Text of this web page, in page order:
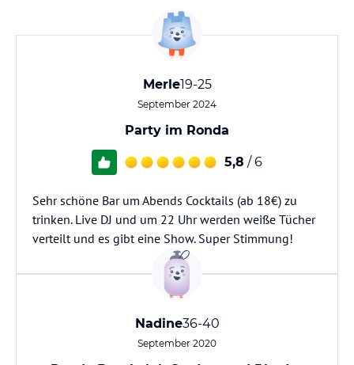
Merle19-25
September 2024
Party im Ronda
5,8 / 6
Sehr schöne Bar um Abends Cocktails (ab 18€) zu
trinken. Live DJ und um 22 Uhr werden weiße Tücher
verteilt und es gibt eine Show. Super Stimmung!
Nadine36-40
September 2020